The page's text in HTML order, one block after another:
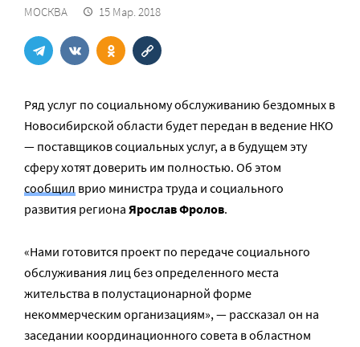
МОСКВА 15 Мар. 2018
Ряд услуг по социальному обслуживанию бездомных в
Новосибирской области будет передан в ведение НКО
— поставщиков социальных услуг, а в будущем эту
сферу хотят доверить им полностью. Об этом
сообщил врио министра труда и социального
развития региона Ярослав Фролов.
«Нами готовится проект по передаче социального
обслуживания лиц без определенного места
жительства в полустационарной форме
некоммерческим организациям», — рассказал он на
заседании координационного совета в областном